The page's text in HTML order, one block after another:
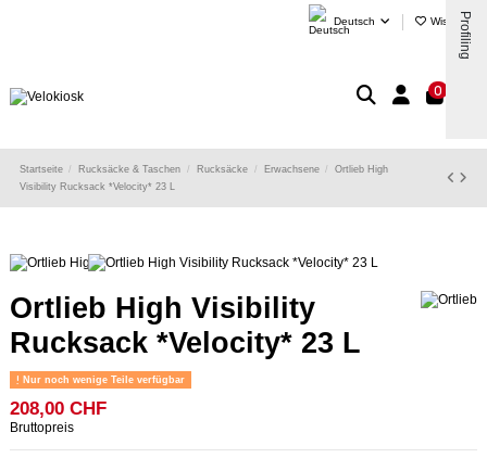
Deutsch Wishlist (
0
Startseite Rucksäcke & Taschen Rucksäcke Erwachsene
Ortlieb High
Visibility Rucksack *Velocity* 23 L
Ortlieb High Visibility
Rucksack *Velocity* 23 L
Nur noch wenige Teile verfügbar
208,00 CHF
Bruttopreis
Profiling